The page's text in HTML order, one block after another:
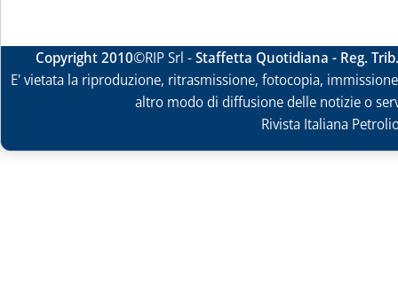
Copyright 2010©RIP Srl -Staffetta Quotidiana - Reg.
E' vietata la riproduzione, ritrasmissione, fotocopia,
altro modo di diffusione delle notizie o
Rivista Italiana